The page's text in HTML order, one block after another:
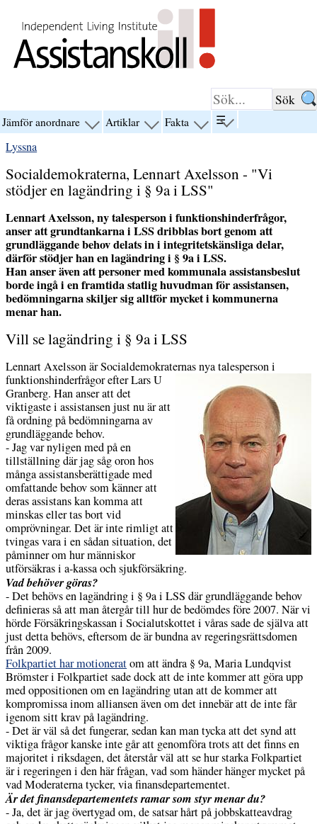
Jämför anordnare visa
anordnare”
Artiklar visa Fakta visa
☰visa
menyn
Lyssna
Socialdemokraterna, Lennart Axelsson - "Vi
stödjer en lagändring i § 9a i LSS"
Lennart Axelsson, ny talesperson i funktionshinderfrågor,
anser att grundtankarna i LSS dribblas bort genom att
grundläggande behov delats in i integritetskänsliga delar,
därför stödjer han en lagändring i § 9a i LSS.
Han anser även att personer med kommunala assistansbeslut
borde ingå i en framtida statlig huvudman för assistansen,
bedömningarna skiljer sig alltför mycket i kommunerna
menar han.
Vill se lagändring i § 9a i LSS
Lennart Axelsson är Socialdemokraternas nya talesperson i
funktionshinderfrågor efterLars U
Granberg. Han anser att det
viktigaste i assistansen just nu är att
få ordning på bedömningarna av
grundläggande behov.
- Jag var nyligen med på en
tillställning där jag såg oron hos
många assistansberättigade med
omfattande behov som känner att
deras assistans kan komma att
minskas eller tas bort vid
omprövningar. Det är inte rimligt att
tvingas vara i en sådan situation, det
påminner om hur människor
utförsäkras i a-kassa och sjukförsäkring.
Vad behöver göras?
- Det behövs en lagändring i § 9a i LSS där grundläggande behov
definieras så att man återgår till hur de bedömdes före 2007. När vi
hörde Försäkringskassan i Socialutskottet i våras sade de själva att
just detta behövs, eftersom de är bundna av regeringsrättsdomen
från 2009.
Folkpartiet har motioneratom att ändra § 9a, Maria Lundqvist
Brömster i Folkpartiet sade dock att de inte kommer att göra upp
med oppositionen om en lagändring utan att de kommer att
kompromissa inom alliansen även om det innebär att de inte får
igenom sitt krav på lagändring.
- Det är väl så det fungerar, sedan kan man tycka att det synd att
viktiga frågor kanske inte går att genomföra trots att det finns en
majoritet i riksdagen, det återstår väl att se hur starka Folkpartiet
är i regeringen i den här frågan, vad som händer hänger mycket på
vad Moderaterna tycker, via finansdepartementet.
Är det finansdepartementets ramar som styr menar du?
- Ja, det är jag övertygad om, de satsar hårt på jobbskatteavdrag